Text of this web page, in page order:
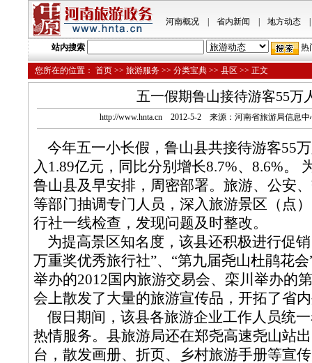
河南概况| 省内新闻 地方动态|
站内搜索 热
您所在的位置： 首页 >> 旅游服务 >> 分类宝典 >> 县区 >> 正文
五一假期鲁山接待游客55万
http://www.hnta.cn 2012-5-2 来源：河南省旅游局信息
今年五一小长假，鲁山县共接待游客55
入1.89亿元，同比分别增长8.7%、8.6%。
鲁山县及早安排，周密部署。旅游、公安
等部门抽调专门人员，深入旅游景区（点
行社一线检查，发现问题及时整改。
为提高景区知名度，该县还积极进行促销
万重奖优秀旅行社”、“第九届尧山杜鹃花
举办的2012国内旅游交易会、栾川举办的
会上散发了大量的旅游宣传品，开拓了省
假日期间，该县各旅游企业工作人员统
热情服务。县旅游局还在郑尧高速尧山站
台，散发画册、折页、乡村旅游手册等宣